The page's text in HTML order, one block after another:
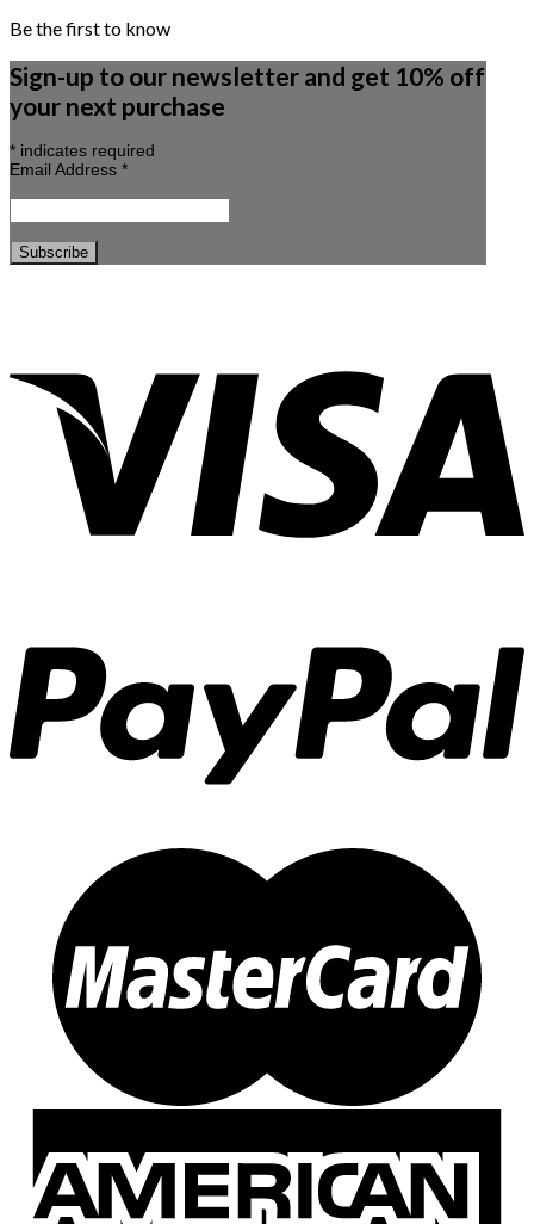
Be the first to know
Sign-up to our newsletter and get 10% off
your next purchase
* indicates required
Email Address *